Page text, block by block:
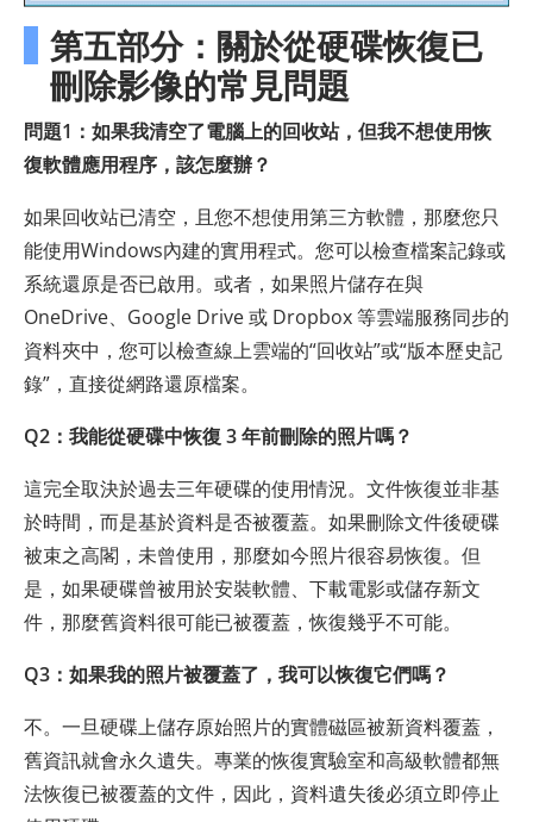
第五部分：關於從硬碟恢復已
刪除影像的常見問題
問題1：如果我清空了電腦上的回收站，但我不想使用恢
復軟體應用程序，該怎麼辦？
如果回收站已清空，且您不想使用第三方軟體，那麼您只
能使用Windows內建的實用程式。您可以檢查檔案記錄或
系統還原是否已啟用。或者，如果照片儲存在與
OneDrive、Google Drive 或 Dropbox 等雲端服務同步的
資料夾中，您可以檢查線上雲端的“回收站”或“版本歷史記
錄”，直接從網路還原檔案。
Q2：我能從硬碟中恢復 3 年前刪除的照片嗎？
這完全取決於過去三年硬碟的使用情況。文件恢復並非基
於時間，而是基於資料是否被覆蓋。如果刪除文件後硬碟
被束之高閣，未曾使用，那麼如今照片很容易恢復。但
是，如果硬碟曾被用於安裝軟體、下載電影或儲存新文
件，那麼舊資料很可能已被覆蓋，恢復幾乎不可能。
Q3：如果我的照片被覆蓋了，我可以恢復它們嗎？
不。一旦硬碟上儲存原始照片的實體磁區被新資料覆蓋，
舊資訊就會永久遺失。專業的恢復實驗室和高級軟體都無
法恢復已被覆蓋的文件，因此，資料遺失後必須立即停止